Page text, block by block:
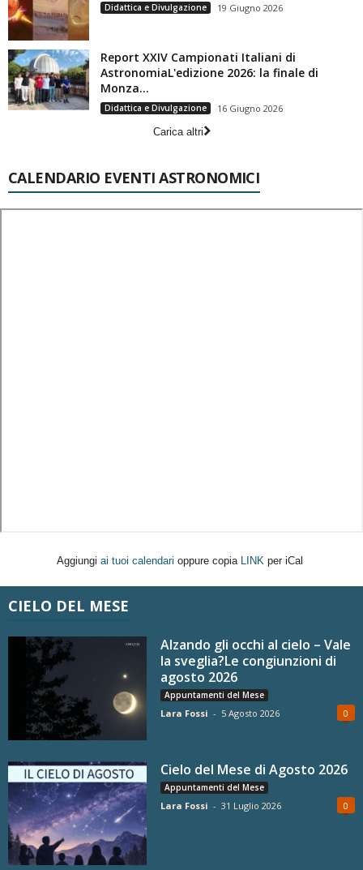
Didattica e Divulgazione 19 Giugno 2026
Report XXIV Campionati Italiani di
AstronomiaL'edizione 2026: la finale di
Monza...
Didattica e Divulgazione
16 Giugno 2026
Carica altri
CALENDARIO EVENTI ASTRONOMICI
Aggiungi ai tuoi calendari oppure copia LINK per iCal
CIELO DEL MESE
Alzando gli occhi al cielo – Vale
la sveglia?Le congiunzioni di
agosto 2026
Appuntamenti del Mese
Lara Fossi - 5 Agosto 2026 0
Cielo del Mese di Agosto 2026
Appuntamenti del Mese
Lara Fossi - 31 Luglio 2026 0